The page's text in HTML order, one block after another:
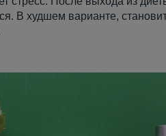
В худшем варианте,